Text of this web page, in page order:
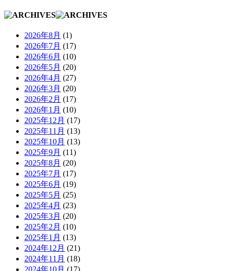
2026年8月 (1)
2026年7月 (17)
2026年6月 (10)
2026年5月 (20)
2026年4月 (27)
2026年3月 (20)
2026年2月 (17)
2026年1月 (10)
2025年12月 (17)
2025年11月 (13)
2025年10月 (13)
2025年9月 (11)
2025年8月 (20)
2025年7月 (17)
2025年6月 (19)
2025年5月 (25)
2025年4月 (23)
2025年3月 (20)
2025年2月 (10)
2025年1月 (13)
2024年12月 (21)
2024年11月 (18)
2024年10月 (17)